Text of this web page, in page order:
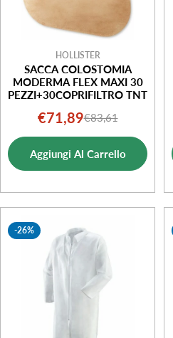
HOLLISTER
SACCA COLOSTOMIA
MODERMA FLEX MAXI 30
PEZZI+30COPRIFILTRO TNT
Prezzo
di
vendita
€71,89Prezzo
normale
€83,61
Aggiungi Al Carrello
-26%